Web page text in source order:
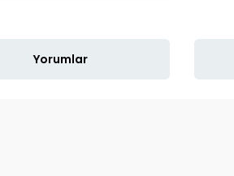
Yorumlar